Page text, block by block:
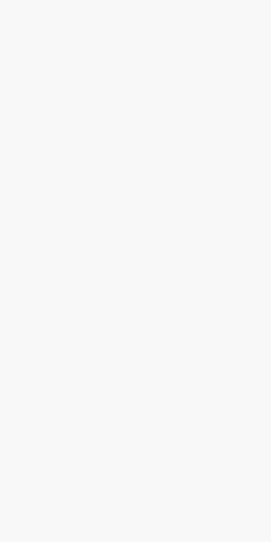
Öffnungszeiten und
erfolgt sind.
Raum werden aufgegriffen.